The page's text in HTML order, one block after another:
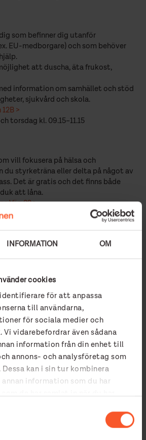
INFORMATION OM
cookies
för att anpassa
till användarna,
för sociala medier och
Vi vidarebefordrar även sådana
information från din enhet till
annons- och analysföretag som
kan i sin tur kombinera
information som du har
som befinner dig utanför
EU-medborgare) och som behöver
att duscha, äta frukost,
information om samhället och stöd
sjukvård och skola.
>
torsdag kl. 09.15–11.15
vill fokusera på hälsa och
du styrketräna eller delta på något av
Det är gratis och det finns både
att låna.
Väg 32 >
kl. 13-15, torsdag kl. 17-19
och nattvard! En plats att träffa andra,
som bor i Angered. Här kan du bland
erbjuds olika aktiviteter men fokus är